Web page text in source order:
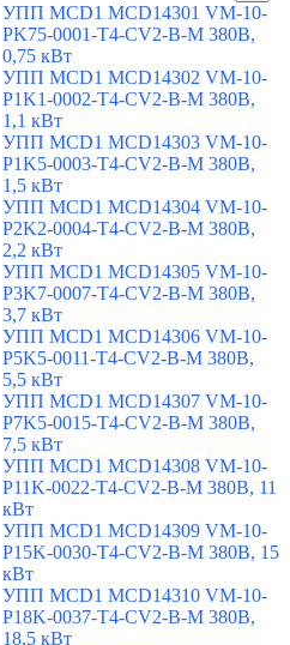
УПП MCD1 MCD14301 VM-10-
PK75-0001-T4-CV2-B-M 380В,
0,75 кВт
УПП MCD1 MCD14302 VM-10-
P1K1-0002-T4-CV2-B-M 380В,
1,1 кВт
УПП MCD1 MCD14303 VM-10-
P1K5-0003-T4-CV2-B-M 380В,
1,5 кВт
УПП MCD1 MCD14304 VM-10-
P2K2-0004-T4-CV2-B-M 380В,
2,2 кВт
УПП MCD1 MCD14305 VM-10-
P3K7-0007-T4-CV2-B-M 380В,
3,7 кВт
УПП MCD1 MCD14306 VM-10-
P5K5-0011-T4-CV2-B-M 380В,
5,5 кВт
УПП MCD1 MCD14307 VM-10-
P7K5-0015-T4-CV2-B-M 380В,
7,5 кВт
УПП MCD1 MCD14308 VM-10-
P11K-0022-T4-CV2-B-M 380В, 11
кВт
УПП MCD1 MCD14309 VM-10-
P15K-0030-T4-CV2-B-M 380В, 15
кВт
УПП MCD1 MCD14310 VM-10-
P18K-0037-T4-CV2-B-M 380В,
18,5 кВт